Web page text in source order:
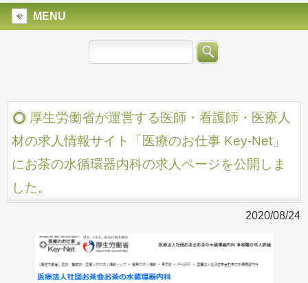
MENU
厚生労働省が運営する医師・看護師・医療人
材の求人情報サイト「医療のお仕事 Key-Net」
にお茶の水循環器内科の求人ページを公開しま
した。
2020/08/24